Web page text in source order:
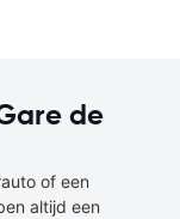
de
of een
altijd een